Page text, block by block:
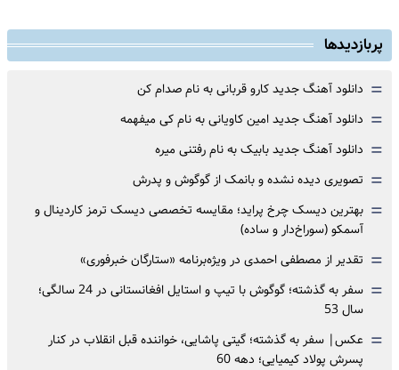
پربازدیدها
= دانلود آهنگ جدید کارو قربانی به نام صدام کن
= دانلود آهنگ جدید امین کاویانی به نام کی میفهمه
= دانلود آهنگ جدید بابیک به نام رفتنی میره
= تصویری دیده نشده و بانمک از گوگوش و پدرش
= بهترین دیسک چرخ پراید؛ مقایسه تخصصی دیسک ترمز کاردینال و
آسمکو (سوراخ‌دار و ساده)
= تقدیر از مصطفی احمدی در ویژه‌برنامه «ستارگان خبرفوری»
=
سفر به گذشته؛ گوگوش با تیپ و استایل افغانستانی در 24 سالگی؛
سال 53
= عکس| سفر به گذشته؛ گیتی پاشایی، خواننده قبل انقلاب در کنار
پسرش پولاد کیمیایی؛ دهه 60